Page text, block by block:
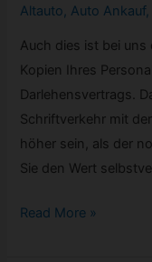
Altauto, Auto Ankauf,
Auch dies ist bei
Kopien Ihres
Darlehensvertrags.
Schriftverkehr mit
höher sein, als der
Sie den Wert
Das
Read More »